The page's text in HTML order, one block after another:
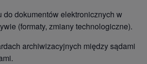
do dokumentów elektronicznych w
(formaty, zmiany technologiczne).
archiwizacyjnych między sądami